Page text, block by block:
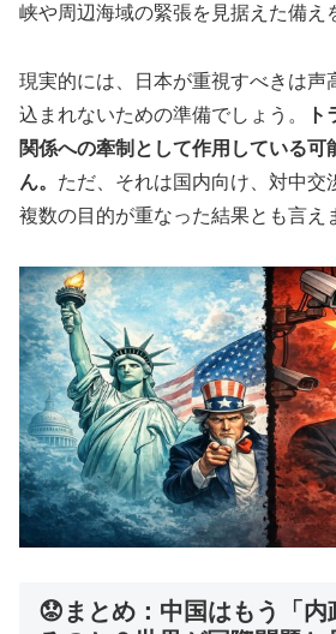
峡や周辺海域の緊張を見据えた備え
現実的には、日本が重視すべきは声
込まれないための準備でしょう。
関係への牽制として作用している可
ん。 ただ、それは国内向け、対中交
複数の目的が重なった結果とも言え
😟まとめ：中国はもう「内